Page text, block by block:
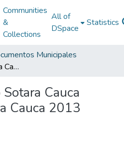
Communities
&
Collections
All of
DSpace
Statistics
Municipales
Mapa de Riesgo Sotara Cauca 2013: MR Sotara Cauca 2013
Cauca
Cauca 2013